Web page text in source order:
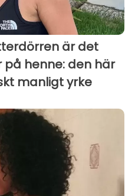
är det
henne: den här
manligt yrke